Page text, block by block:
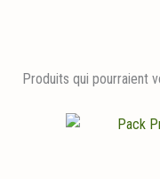
Produits qui pourraient